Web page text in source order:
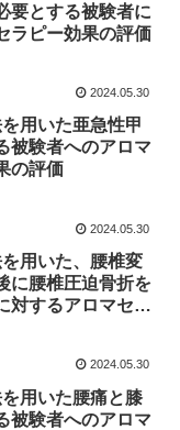
要とする被験者に
ラピー効果の評価
2024.05.30
用いた亜急性甲
被験者へのアロマ
の評価
2024.05.30
用いた、腰椎変
に腰椎圧迫骨折を
対するアロマセラ
2024.05.30
用いた腰痛と膝
被験者へのアロマ